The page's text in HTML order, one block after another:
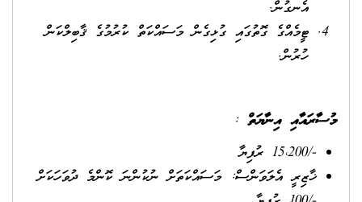
އެނގުން.
ޓީމެއްގެ ގޮތުގައި ގުޅިގެން މަސައްކަތް ކުރުމުގެ ޤާބިލްކަން
ހުރުން.
މުސާރައާއި އިނާޔަތް :
-/15،200 ރުފިޔާ
ޚާޒިރީ އެލަވަންސް: މަސައްކަތަށް ނުކުންނަ ކޮންމެ ދުވަހަކަށް